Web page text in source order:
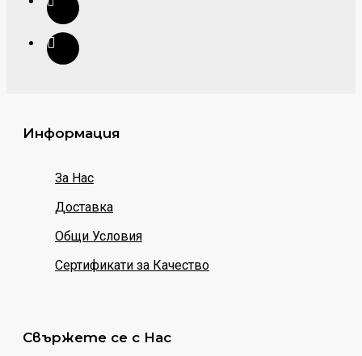
Информация
За Нас
Доставка
Общи Условия
Сертификати за Качество
Свържете се с Нас